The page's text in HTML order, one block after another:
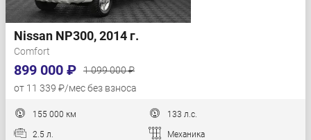
Nissan NP300, 2014 г.
Comfort
899 000 ₽
1 099 000 ₽
от 11 339 ₽/мес без взноса
155 000 км 133 л.с.
2.5 л. Механика